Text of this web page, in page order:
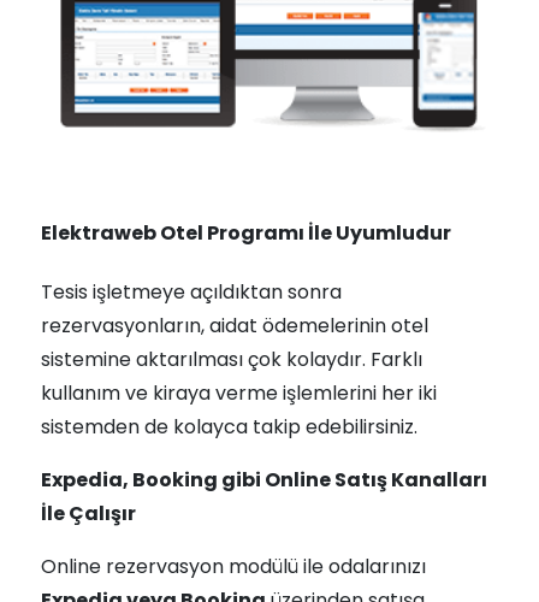
Elektraweb Otel Programı İle Uyumludur
Tesis işletmeye açıldıktan sonra
rezervasyonların, aidat ödemelerinin otel
sistemine aktarılması çok kolaydır. Farklı
kullanım ve kiraya verme işlemlerini her iki
sistemden de kolayca takip edebilirsiniz.
Expedia, Booking gibi Online Satış Kanalları
İle Çalışır
Online rezervasyon modülü ile odalarınızı